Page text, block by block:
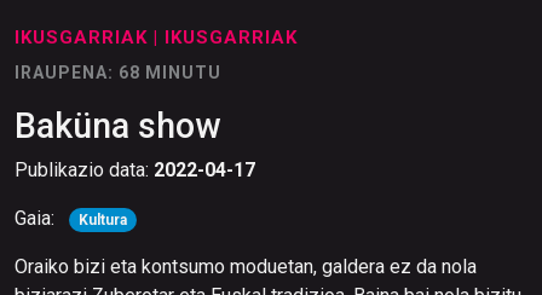
IKUSGARRIAK | IKUSGARRIAK
IRAUPENA: 68 MINUTU
Baküna show
Publikazio data: 2022-04-17
Gaia: Kultura
Oraiko bizi eta kontsumo moduetan, galdera ez da nola